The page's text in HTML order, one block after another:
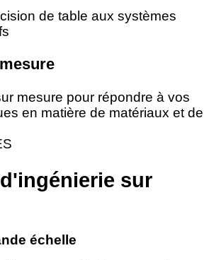
de table aux systèmes
mesure pour répondre à vos
en matière de matériaux et de
sur
échelle